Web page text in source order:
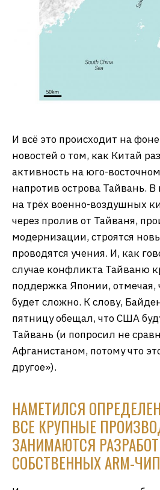
И всё это происходит на
новостей о том, как Китай
активность на юго-
напротив острова Тайвань.
на трёх военно-воздушных
через пролив от Тайваня,
модернизации, строятся
проводятся учения. И, как
случае конфликта Тайваню
поддержка Японии,
будет сложно. К слову,
пятницу обещал, что США
Тайвань (и попросил не
Афганистаном, потому что
другое»).
НАМЕТИЛСЯ
ВСЕ КРУПНЫЕ
ЗАНИМАЮТСЯ
СОБСТВЕННЫХ ARM-